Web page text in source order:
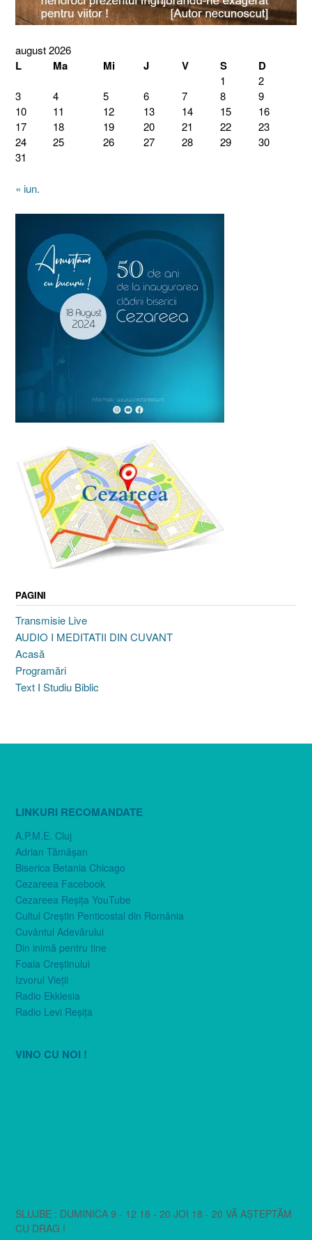
august 2026
L Ma Mi J V S D
1
2
3
4 5 6 7 8
9
10
11 12 13 14 15
16
17
18 19 20 21 22
23
24
25 26 27 28 29
30
31
« iun.
PAGINI
Transmisie Live
AUDIO I MEDITATII DIN CUVANT
Acasă
Programări
Text I Studiu Biblic
LINKURI RECOMANDATE
A.P.M.E. Cluj
Adrian Tămăşan
Biserica Betania Chicago
Cezareea Facebook
Cezareea Reşiţa YouTube
Cultul Creştin Penticostal din România
Cuvântul Adevărului
Din inimă pentru tine
Foaia Creştinului
Izvorul Vieţii
Radio Ekklesia
Radio Levi Reşiţa
VINO CU NOI !
SLUJBE : DUMINICA 9 - 12 18 - 20 JOI 18 - 20 VĂ AȘTEPTĂM
CU DRAG !